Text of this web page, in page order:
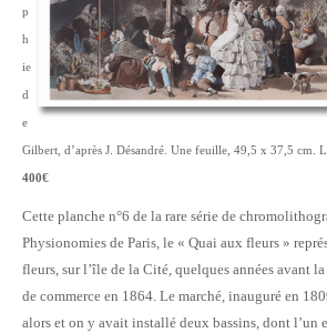
p
h
ie
d
e
Gilbert, d’après J. Désandré. Une feuille, 49,5 x 37,5 cm.
400€
Cette planche n°6 de la rare série de
Physionomies de Paris, le « Quai aux fleurs »
fleurs, sur l’île de la Cité, quelques années avant
de commerce en 1864. Le marché, inauguré en
alors et on y avait installé deux bassins, dont l’un